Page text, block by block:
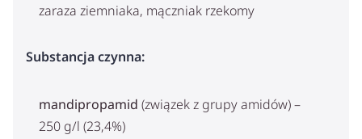
zaraza ziemniaka, mączniak rzekomy
Substancja czynna:
mandipropamid (związek z grupy amidów) –
250 g/l (23,4%)